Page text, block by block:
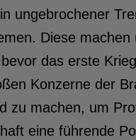
ungebrochener
Diese
das erste
Konzerne der
zu machen, um
eine führende